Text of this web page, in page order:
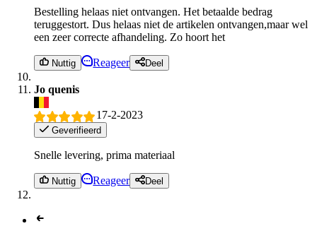
Bestelling helaas niet ontvangen. Het betaalde bedrag
teruggestort. Dus helaas niet de artikelen ontvangen,maar wel
een zeer correcte afhandeling. Zo hoort het
Nuttig Reageer Deel
Jo quenis
17-2-2023
Geverifieerd
Snelle levering, prima materiaal
Nuttig Reageer Deel